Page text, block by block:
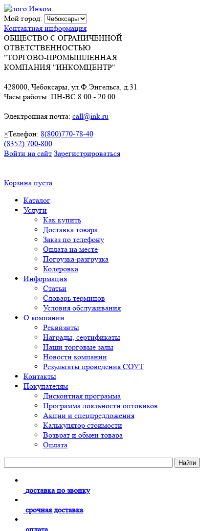
Мой город:
Контактная информация
ОБЩЕСТВО С ОГРАНИЧЕННОЙ
ОТВЕТСТВЕННОСТЬЮ
"ТОРГОВО-ПРОМЫШЛЕННАЯ
КОМПАНИЯ "ИНКОМЦЕНТР"
428000, Чебоксары, ул.Ф.Энгельса, д.31
Часы работы: ПН-ВС 8.00 - 20.00
Электронная почта: call@ink.ru
×Телефон: 8(800)770-78-40
(8352) 700-800
Войти на сайт Зарегистрироваться
Корзина пуста
Каталог
Услуги
Как купить
Доставка товара
Заказ по телефону
Оплата на месте
Погрузка-разгрузка
Колеровка
Информация
Статьи
Словарь терминов
Условия обслуживания
О компании
Реквизиты
Награды, сертификаты
Наши торговые залы
Новости компании
Результаты проведения СОУТ
Контакты
Покупателям
Дисконтная программа
Программа лояльности оптовиков
Акции и спецпредложения
Калькулятор стоимости
Возврат и обмен товара
Оплата
доставка по звонку
срочная доставка